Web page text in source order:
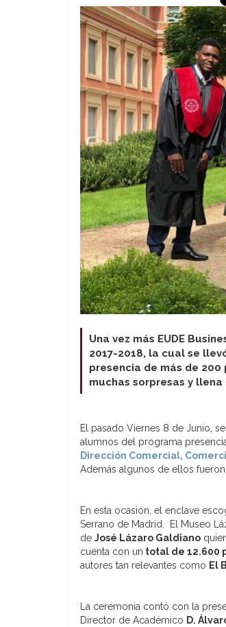
Una vez más EUDE
2017-2018, la cual se
presencia de más de
muchas sorpresas y llena
El pasado Viernes 8 de Junio,
alumnos del programa
Dirección Comercial,
Además algunos de ellos
En esta ocasión, el enclave
Serrano de Madrid. El Museo
de José Lázaro Galdiano
cuenta con un total de 12.600
autores tan relevantes como El
La ceremonia contó con la
Director de Académico D.